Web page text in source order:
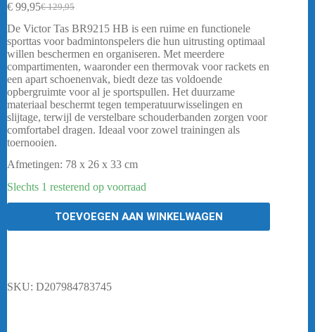
€129,95
Oorspronkelijke
prijs
was:
€ 129,95.
€ 99,95Huidige
prijs
is:
€ 99,95.
De Victor Tas BR9215 HB is een ruime en functionele
sporttas voor badmintonspelers die hun uitrusting optimaal
willen beschermen en organiseren. Met meerdere
compartimenten, waaronder een thermovak voor rackets en
een apart schoenenvak, biedt deze tas voldoende
opbergruimte voor al je sportspullen. Het duurzame
materiaal beschermt tegen temperatuurwisselingen en
slijtage, terwijl de verstelbare schouderbanden zorgen voor
comfortabel dragen. Ideaal voor zowel trainingen als
toernooien.
Afmetingen: 78 x 26 x 33 cm
Slechts 1 resterend op voorraad
TOEVOEGEN AAN WINKELWAGEN
SKU: D207984783745